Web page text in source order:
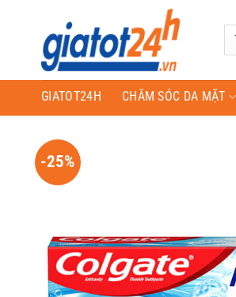
GIATOT24H CHĂM SÓC DA MẶT
-25%